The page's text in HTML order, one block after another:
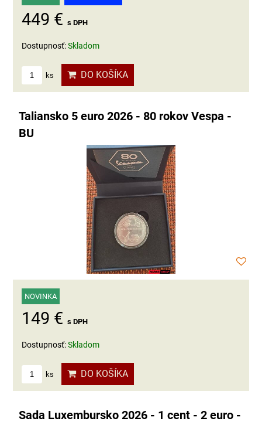
449 € s DPH
Dostupnosť:Skladom
ks DO KOŠÍKA
Taliansko 5 euro 2026 - 80 rokov Vespa -
BU
NOVINKA
149 € s DPH
Dostupnosť:Skladom
ks DO KOŠÍKA
Sada Luxembursko 2026 - 1 cent - 2 euro -